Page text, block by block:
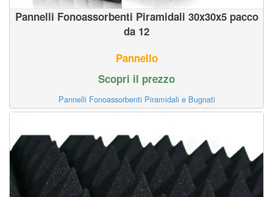
Pannelli Fonoassorbenti Piramidali 30x30x5 pacco
da 12
Pannello
Scopri il prezzo
Pannelli Fonoassorbenti Piramidali e Bugnati